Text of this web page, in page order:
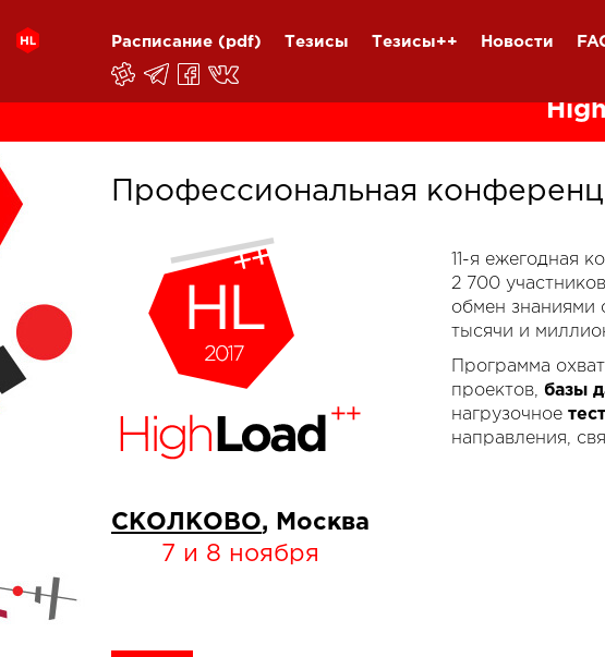
Расписание (pdf) Тезисы Тезисы++ Новости
Профессиональная
СКОЛКОВО, Москва
7 и 8 ноября
11-я ежегодная
2 700
обмен знаниями
тысячи и
Программа
проектов, базы
нагрузочное
направления,